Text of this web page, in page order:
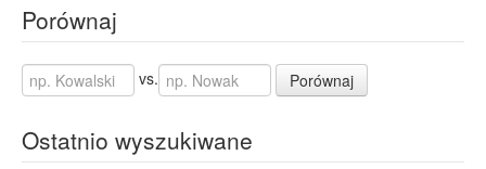
Porównaj
vs. Porównaj
Ostatnio wyszukiwane